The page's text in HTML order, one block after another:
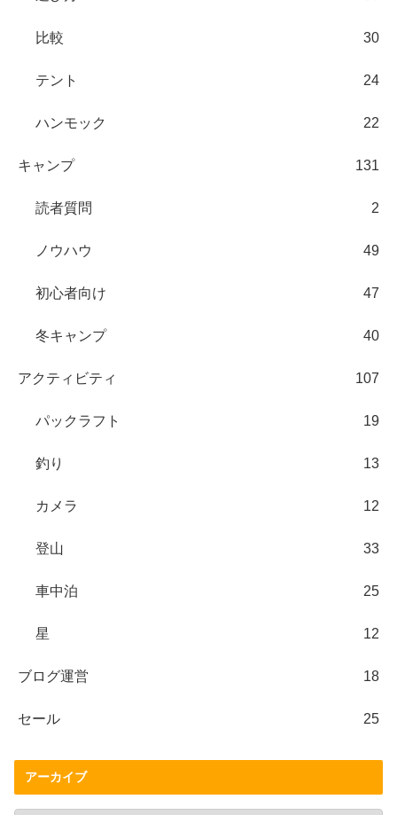
比較 30
テント 24
ハンモック 22
キャンプ 131
読者質問 2
ノウハウ 49
初心者向け 47
冬キャンプ 40
アクティビティ 107
パックラフト 19
釣り 13
カメラ 12
登山 33
車中泊 25
星 12
ブログ運営 18
セール 25
アーカイブ